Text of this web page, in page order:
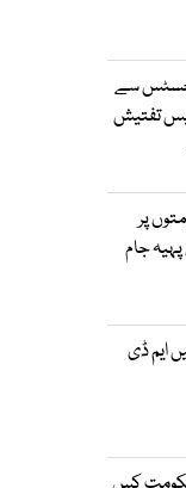
جسٹس سے
تفتیش
پر
پہیہ جام
ایم ڈی